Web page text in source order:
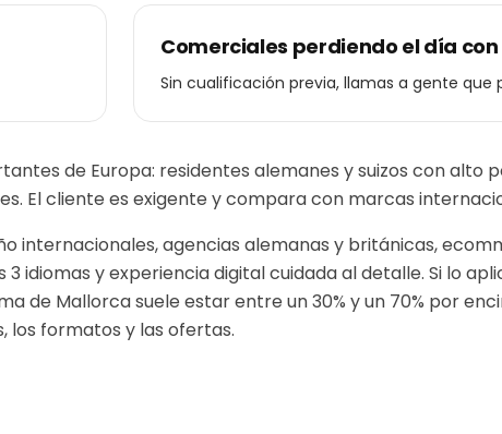
Comerciales perdiendo el día
Sin cualificación previa, llamas a gente que
de Europa: residentes alemanes y suizos con alto
El cliente es exigente y compara con marcas
internacionales, agencias alemanas y británicas,
idiomas y experiencia digital cuidada al detalle. Si lo
de Mallorcasuele estar entre un 30% y un 70% por
los formatos y las ofertas.